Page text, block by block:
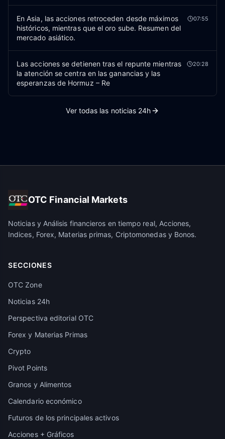
En Asia, las acciones retroceden desde máximos
históricos, mientras que el oro sube. Resumen del
mercado asiático.
07:55
Las acciones se detienen tras el repunte mientras
la atención se centra en las ganancias y las
esperanzas de Hormuz – Re
20:28
Ver todas las noticias 24h
OTC Financial Markets
Noticias y Análisis financieros en tiempo real, Acciones,
Indices, Forex, Materias primas, Criptomonedas y Bonos.
SECCIONES
OTC Zone
Noticias 24h
Perspectiva editorial OTC
Forex y Materias Primas
Crypto
Pivot Points
Granos y Alimentos
Calendario económico
Futuros de los principales activos
Acciones + Gráficos